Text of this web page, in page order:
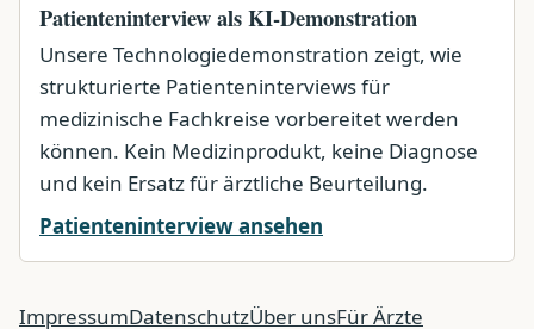
Patienteninterview als KI-Demonstration
Unsere Technologiedemonstration zeigt, wie
strukturierte Patienteninterviews für
medizinische Fachkreise vorbereitet werden
können. Kein Medizinprodukt, keine Diagnose
und kein Ersatz für ärztliche Beurteilung.
Patienteninterview ansehen
ImpressumDatenschutzÜber unsFür Ärzte